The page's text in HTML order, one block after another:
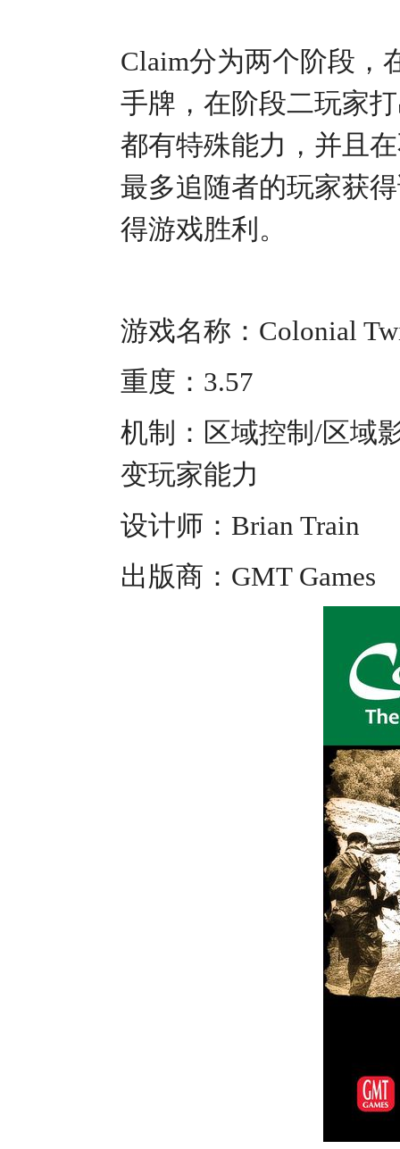
Claim分为两个阶段，
手牌，在阶段二玩家
都有特殊能力，并且
最多追随者的玩家获
得游戏胜利。
游戏名称：Colonial
重度：3.57
机制：区域控制/区域
变玩家能力
设计师：Brian Train
出版商：GMT Games